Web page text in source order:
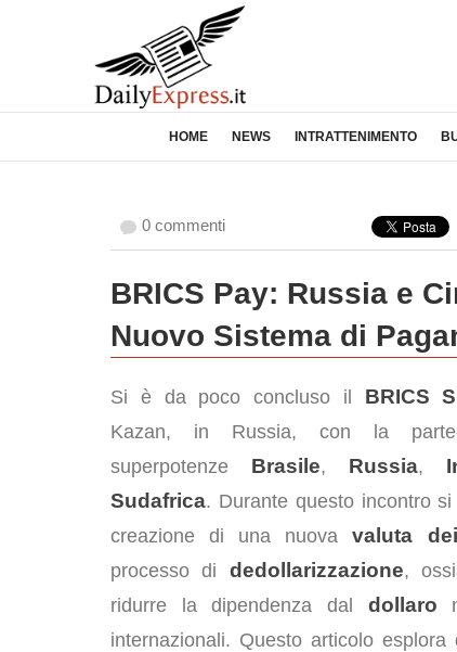
HOME NEWS INTRATTENIMENTO
0 commenti
BRICS Pay: Russia e
Nuovo Sistema di
Si è da poco concluso il BRICS
Kazan, in Russia, con la
superpotenze Brasile, Russia,
Sudafrica. Durante questo incontro
creazione di una nuovavaluta
processo di dedollarizzazione,
ridurre la dipendenza dal dollaro
internazionali. Questo articolo esplora